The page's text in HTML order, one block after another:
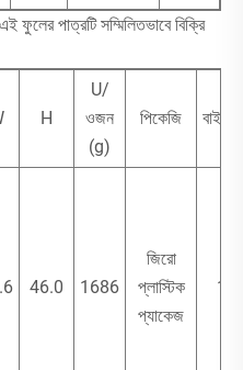
ফুলের পাত্রটি সম্মিলিতভাবে বিক্রি
H
U/
ওজন
(g)
পিকেজি বাইরের
46.0 1686
জিরো
প্লাস্টিক
প্যাকেজ
1